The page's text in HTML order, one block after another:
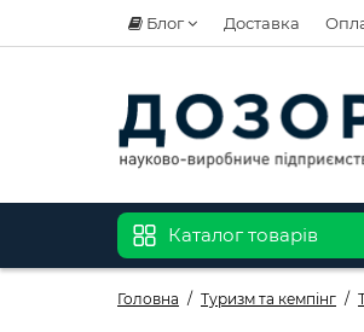
Блог Доставка
Каталог товарів
Головна Туризм та кемпінг